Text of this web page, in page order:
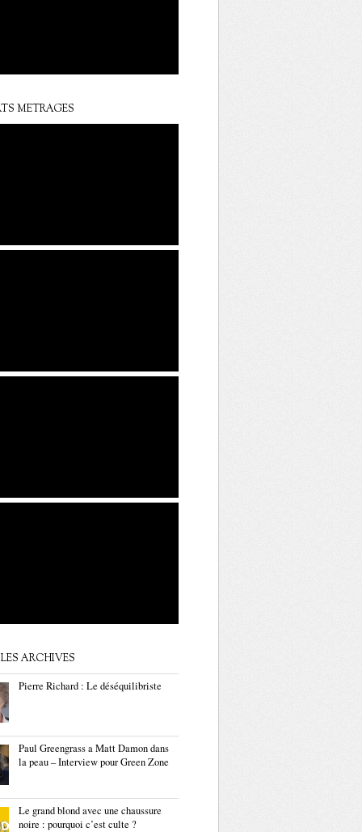
METRAGES
ARCHIVES
Pierre Richard : Le déséquilibriste
Paul Greengrass a Matt Damon dans
la peau – Interview pour Green Zone
Le grand blond avec une chaussure
noire : pourquoi c’est culte ?